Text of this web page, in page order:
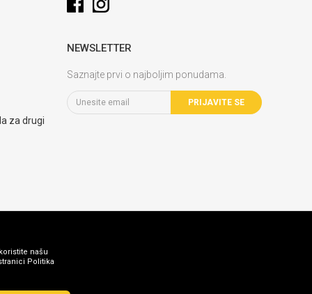
za drugi
NEWSLETTER
Saznajte prvi o najboljim ponudama.
PRIJAVITE SE
našu
Politika